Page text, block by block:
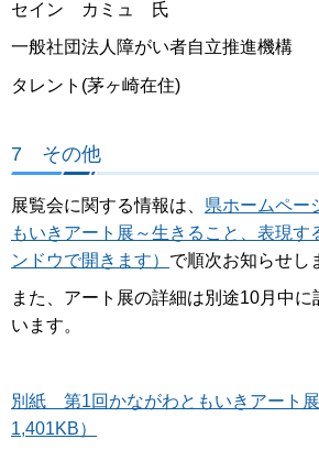
セイン カミュ 氏
一般社団法人障がい者自立推進機構
タレント(茅ヶ崎在住)
7 その他
展覧会に関する情報は、 県ホームペー
もいきアート展～生きること、表現す
ンドウで開きます） で順次お知らせし
また、アート展の詳細は別途10月中に
います。
別紙 第1回かながわともいきアート展
1,401KB）